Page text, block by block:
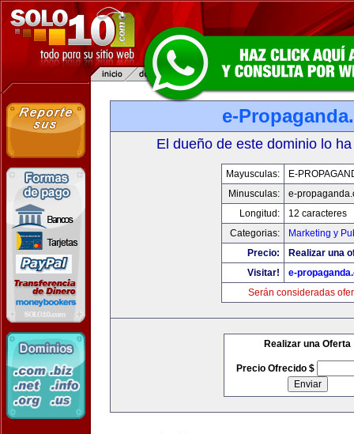
e-
El dueño de este dominio lo
Mayusculas:
E-
Minusculas:
e-
Longitud:
12 caracteres
Categorias:
Marketing y
Precio:
Realizar una
Visitar!
e-
Serán consideradas
Realizar una Oferta
Precio Ofrecido $